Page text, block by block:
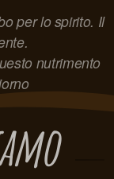
per lo spirito. Il
nutrimento